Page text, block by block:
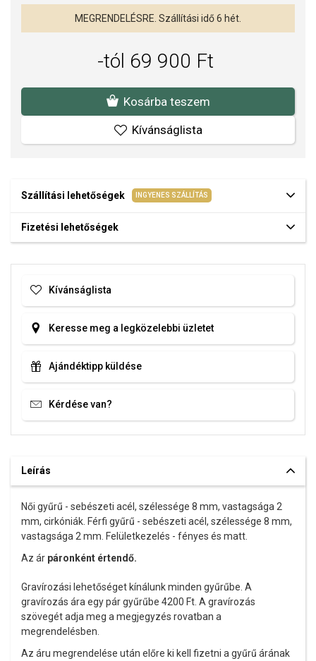
MEGRENDELÉSRE. Szállítási idő 6 hét.
-tól 69 900 Ft
Kosárba teszem
Kívánságlista
Szállítási lehetőségek INGYENES SZÁLLÍTÁS
Fizetési lehetőségek
Kívánságlista
Keresse meg a legközelebbi üzletet
Ajándéktipp küldése
Kérdése van?
Leírás
Női gyűrű - sebészeti acél, szélessége 8 mm, vastagsága 2
mm, cirkóniák. Férfi gyűrű - sebészeti acél, szélessége 8 mm,
vastagsága 2 mm. Felületkezelés - fényes és matt.
Az ár páronként értendő.
Gravírozási lehetőséget kínálunk minden gyűrűbe. A
gravírozás ára egy pár gyűrűbe 4200 Ft. A gravírozás
szövegét adja meg a megjegyzés rovatban a
megrendelésben.
Az áru megrendelése után előre ki kell fizetni a gyűrű árának